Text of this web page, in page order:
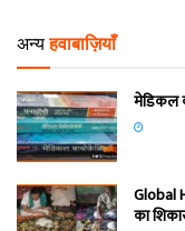
अन्य हवाबाज़ियाँ
मेडिकल
Global
का